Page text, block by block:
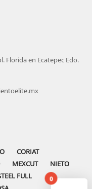
Florida en Ecatepec Edo.
CORIAT
MEXCUT
NIETO
FULL
0